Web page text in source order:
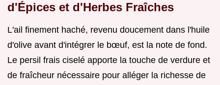
d'Épices et d'Herbes Fraîches
L'ail finement haché, revenu doucement dans l'huile
d'olive avant d'intégrer le bœuf, est la note de fond.
Le persil frais ciselé apporte la touche de verdure et
de fraîcheur nécessaire pour alléger la richesse de